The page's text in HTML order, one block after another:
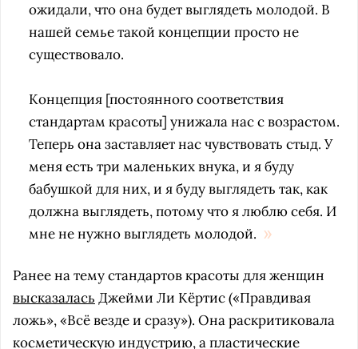
ожидали, что она будет выглядеть молодой. В
нашей семье такой концепции просто не
существовало.
Концепция [постоянного соответствия
стандартам красоты] унижала нас с возрастом.
Теперь она заставляет нас чувствовать стыд. У
меня есть три маленьких внука, и я буду
бабушкой для них, и я буду выглядеть так, как
должна выглядеть, потому что я люблю себя. И
мне не нужно выглядеть молодой.
Ранее на тему стандартов красоты для женщин
высказалась Джейми Ли Кёртис («Правдивая
ложь», «Всё везде и сразу»). Она раскритиковала
косметическую индустрию, а пластические